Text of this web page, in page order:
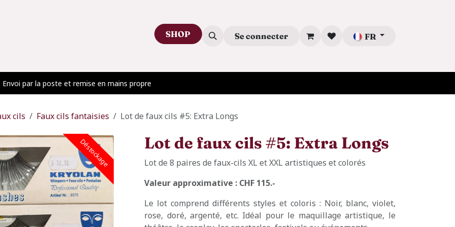
SHOP Se connecter FR
Envoi par la poste et remise en mains propre
cils Faux cils fantaisies Lot de faux cils #5: Extra Longs
Déstockage Lot de faux cils #5: Extra Longs
Lot de 8 paires de faux-cils XL et XXL artistiques et colorés
Valeur approximative : CHF 115.-
Le lot comprend différents styles et coloris : Noir, blanc, violet,
rose, doré, argenté, etc. Idéal pour le maquillage artistique, le